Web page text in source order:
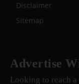
Disclaimer
Sitemap
Advertise
Looking to reach